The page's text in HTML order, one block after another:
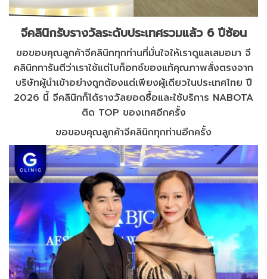
จีคลินิกรับรางวัลระดับประเทศรวมแล้ว 6 ปีซ้อน
ขอขอบคุณลูกค้าจีคลินิกทุกท่านที่มั่นใจให้เราดูแลเสมอมา จี
คลินิกการันตีว่าเราใช้แต่โบท็อกซ์ของแท้คุณภาพสั่งตรงจาก
บริษัทผู้นำเข้าอย่างถูกต้องแต่เพียงผู้เดียวในประเทศไทย ปี
2026 นี้ จีคลินิกก็ได้รางวัลยอดซื้อและใช้บริการ NABOTA
ติด TOP ของเทศอีกครั้ง
ขอขอบคุณลูกค้าจีคลินิกทุกท่านอีกครั้ง